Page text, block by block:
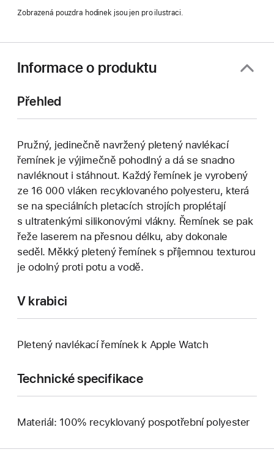
Zobrazená pouzdra hodinek jsou jen pro ilustraci.
Informace o produktu
Přehled
Pružný, jedinečně navržený pletený navlékací
řemínek je výjimečně pohodlný a dá se snadno
navléknout i stáhnout. Každý řemínek je vyrobený
ze 16 000 vláken recyklovaného polyesteru, která
se na speciálních pletacích strojích proplétají
s ultratenkými silikonovými vlákny. Řemínek se pak
řeže laserem na přesnou délku, aby dokonale
seděl. Měkký pletený řemínek s příjemnou texturou
je odolný proti potu a vodě.
V krabici
Pletený navlékací řemínek k Apple Watch
Technické specifikace
Materiál: 100% recyklovaný pospotřební polyester